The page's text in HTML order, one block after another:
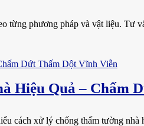
từng phương pháp và vật liệu. Tư
Hiệu Quả – Chấm
cách xử lý chống thấm tường